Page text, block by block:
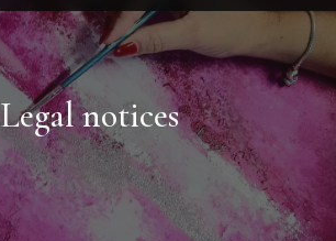
Legal notices